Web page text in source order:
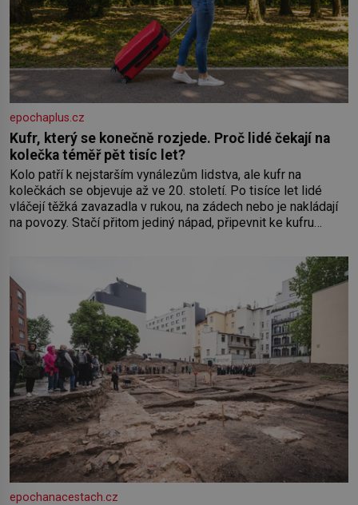
epochaplus.cz
Kufr, který se konečně rozjede. Proč lidé čekají na
kolečka téměř pět tisíc let?
Kolo patří k nejstarším vynálezům lidstva, ale kufr na
kolečkách se objevuje až ve 20. století. Po tisíce let lidé
vláčejí těžká zavazadla v rukou, na zádech nebo je nakládají
na povozy. Stačí přitom jediný nápad, připevnit ke kufru
epochanacestach.cz